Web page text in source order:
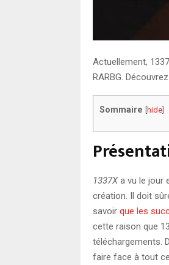
Actuellement,
RARBG.
Sommaire hide
1337Xa vu le jour
création. Il doit
savoir que les
cette raison que
téléchargements.
faire face à tout